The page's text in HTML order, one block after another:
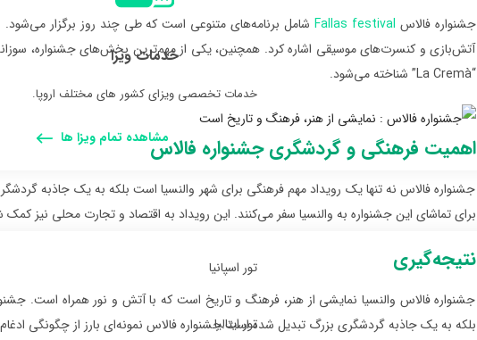
خدمات ویزا
خدمات تخصصی ویزای کشور های مختلف اروپا.
مشاهده تمام ویزا ها
تور اسپانیا
تور ایتالیا
جشنواره فالاس Fallas festival شامل برنامه‌های متنوعی است که طی چند روز برگزار می‌شود.
آتش‌بازی و کنسرت‌های موسیقی اشاره کرد. همچنین، یکی از مهم‌ترین بخش‌های جشنواره،
“La Cremà” شناخته می‌شود.
اهمیت فرهنگی و گردشگری جشنواره فالاس
جشنواره فالاس نه تنها یک رویداد مهم فرهنگی برای شهر والنسیا است بلکه به یک جاذبه
برای تماشای این جشنواره به والنسیا سفر می‌کنند. این رویداد به اقتصاد و تجارت محلی نیز کمک
نتیجه‌گیری
جشنواره فالاس والنسیا نمایشی از هنر، فرهنگ و تاریخ است که با آتش و نور همراه است.
بلکه به یک جاذبه گردشگری بزرگ تبدیل شده است.جشنواره فالاس نمونه‌ای بارز از چگونگی